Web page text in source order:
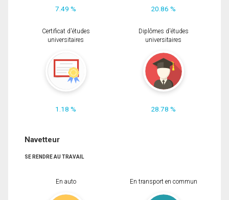
7.49 % 20.86 %
Certificat d'études
universitaires
1.18 %
Diplômes d'études
universitaires
28.78 %
Navetteur
SE RENDRE AU TRAVAIL
En auto En transport en commun